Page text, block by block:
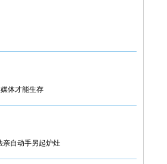
体才能生存
亲自动手另起炉灶